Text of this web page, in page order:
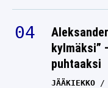
kylmäksi”
puhtaaksi
JÄÄKIEKKO